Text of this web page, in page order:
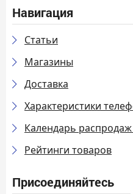
Навигация
Статьи
Магазины
Доставка
Характеристики
Календарь распродаж
Рейтинги товаров
Присоединяйтесь